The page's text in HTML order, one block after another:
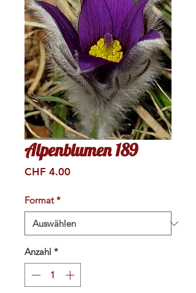
Alpenblumen 189
CHF 4.00Preis
Format *
Anzahl *